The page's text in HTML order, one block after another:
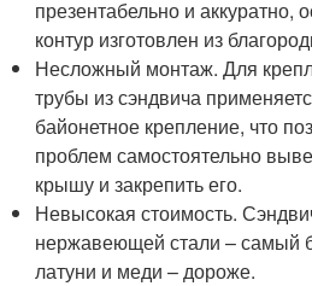
презентабельно и аккуратно,
контур изготовлен из
Несложный монтаж. Для
трубы из сэндвича
байонетное крепление, что
проблем самостоятельно
крышу и закрепить его.
Невысокая стоимость.
нержавеющей стали – самый
латуни и меди – дороже.